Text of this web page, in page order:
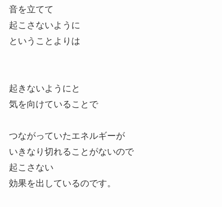
音を立てて
起こさないように
ということよりは
起きないようにと
気を向けていることで
つながっていたエネルギーが
いきなり切れることがないので
起こさない
効果を出しているのです。